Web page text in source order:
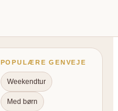
POPULÆRE GENVEJE
Weekendtur
Med børn